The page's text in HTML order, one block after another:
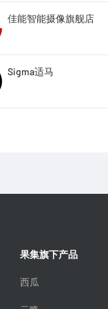
佳能智能摄像旗舰店
Sigma适马
果集旗下产品
西瓜